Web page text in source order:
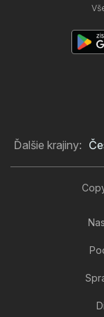
Ďalšie krajiny: